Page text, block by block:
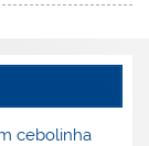
cebolinha